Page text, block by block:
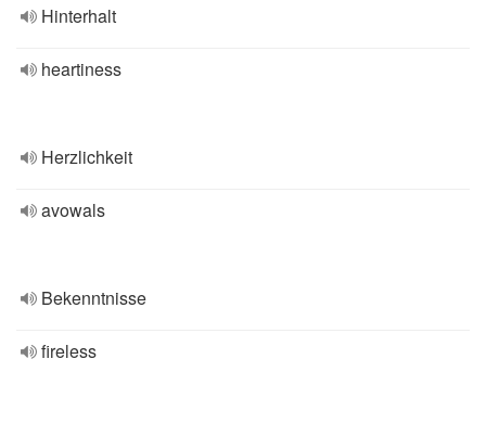
Hinterhalt
heartiness
Herzlichkeit
avowals
Bekenntnisse
fireless